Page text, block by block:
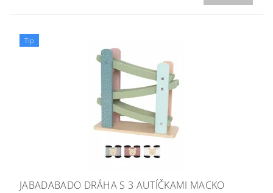
Tip
JABADABADO DRÁHA S 3 AUTÍČKAMI MACKO